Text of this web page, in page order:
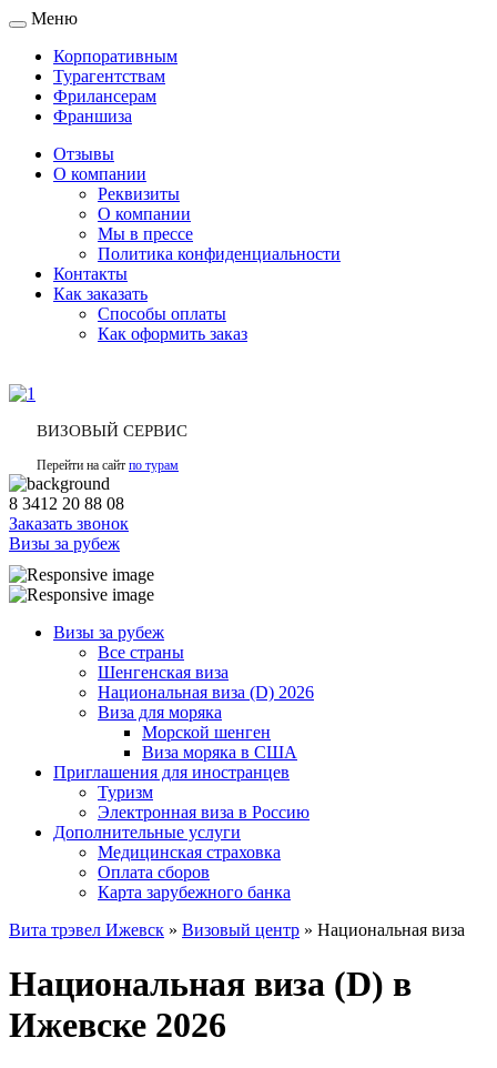
Toggle
navigation
Меню
Корпоративным
Турагентствам
Фрилансерам
Франшиза
Отзывы
О компании
Реквизиты
О компании
Мы в прессе
Политика конфиденциальности
Контакты
Как заказать
Способы оплаты
Как оформить заказ
ВИЗОВЫЙ СЕРВИС
Перейти на сайт по турам
8 3412 20 88 08
Заказать звонок
Визы за рубеж
Визы за рубеж
Все страны
Шенгенская виза
Национальная виза (D) 2026
Виза для моряка
Морской шенген
Виза моряка в США
Приглашения для иностранцев
Туризм
Электронная виза в Россию
Дополнительные услуги
Медицинская страховка
Оплата сборов
Карта зарубежного банка
Вита трэвел Ижевск » Визовый центр » Национальная виза
Национальная виза (D) в
Ижевске 2026